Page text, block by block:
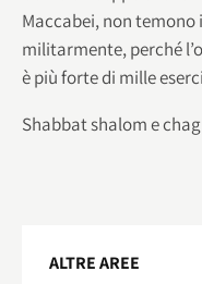
Maccabei, non
militarmente, perché
è più forte di mille
Shabbat shalom e
ALTRE AREE